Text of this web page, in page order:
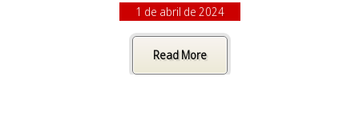
1 de abril de 2024
Read More